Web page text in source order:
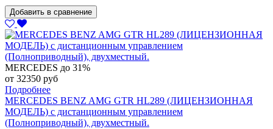
Добавить в сравнение
MERCEDES до 31%
от 32350 руб
Подробнее
MERCEDES BENZ AMG GTR HL289 (ЛИЦЕНЗИОННАЯ
МОДЕЛЬ) с дистанционным управлением
(Полноприводный), двухместный.